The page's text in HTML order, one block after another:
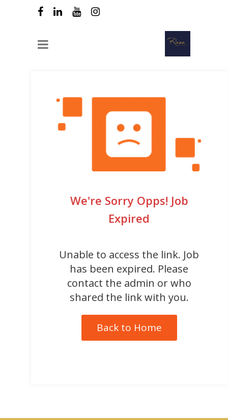
We're Sorry Opps! Job
Expired
Unable to access the link. Job
has been expired. Please
contact the admin or who
shared the link with you.
Back to Home